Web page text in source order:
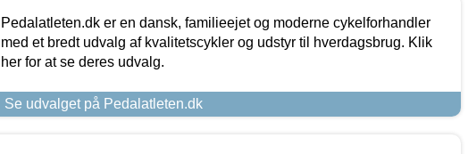
Pedalatleten.dk er en dansk, familieejet og moderne cykelforhandler
med et bredt udvalg af kvalitetscykler og udstyr til hverdagsbrug. Klik
her for at se deres udvalg.
Se udvalget på Pedalatleten.dk